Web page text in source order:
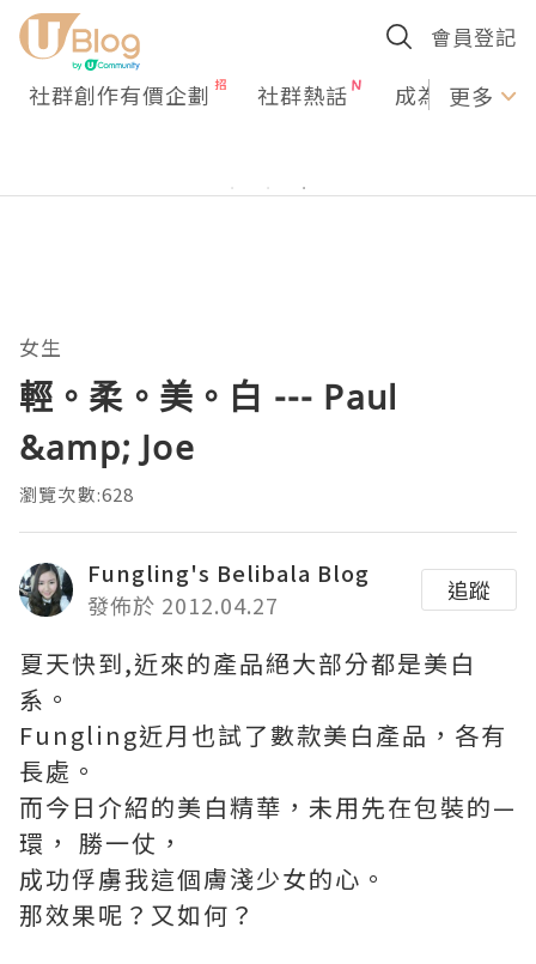
會員登記
社群創作有價企劃 社群熱話 成為U更多
女生
輕。柔。美。白 --- Paul
&amp; Joe
瀏覽次數:628
Fungling's Belibala Blog
發佈於 2012.04.27
追蹤
夏天快到,近來的產品絕大部分都是美白
系。
Fungling近月也試了數款美白產品，各有
長處。
而今日介紹的美白精華，未用先在包裝的—
環， 勝一仗，
成功俘虜我這個膚淺少女的心。
那效果呢？又如何？